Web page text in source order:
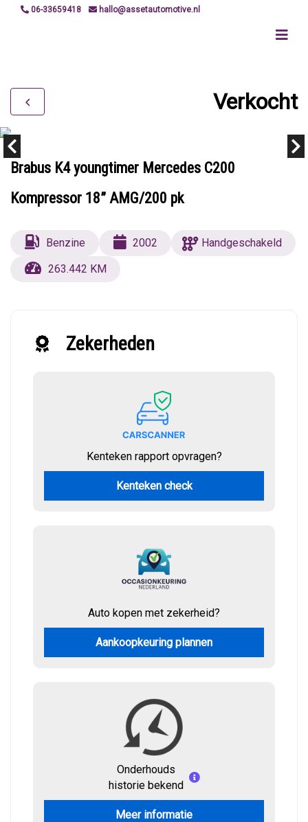
06-33659418 hallo@assetautomotive.nl
Verkocht
Brabus K4 youngtimer Mercedes C200
Kompressor 18” AMG/200 pk
Benzine 2002
Handgeschakeld
263.442 KM
Zekerheden
Kenteken rapport opvragen?
Kenteken check
Auto kopen met zekerheid?
Aankoopkeuring plannen
Onderhouds
historie bekend
Meer informatie